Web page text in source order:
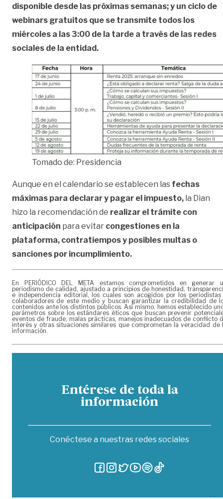
disponible desde las próximas semanas; y un ciclo de
webinars gratuitos que se transmite todos los
miércoles a las 3:00 de la tarde a través de las redes
sociales de la entidad.
Tomado de: Presidencia
Aunque en el calendario se establecen las fechas
máximas para declarar y pagar el impuesto, la Dian
hizo la recomendación de realizar el trámite con
anticipación para evitar congestiones en la
plataforma, contratiempos y posibles multas o
sanciones por incumplimiento.
En PERIÓDICO DEL META estamos comprometidos en generar
periodismo de calidad, ajustado a principios de honestidad,
e independencia editorial, los cuales son acogidos por los periodistas
colaboradores de este medio y buscan garantizar la credibilidad de
contenidos ante los distintos públicos. Así mismo, hemos establecido
parámetros sobre los estándares éticos que buscan prevenir
eventos de fraude, malas prácticas, manejos inadecuados de conflicto
interés y otras situaciones similares que comprometan la veracidad de
información.
Entérese de toda la
información
Conéctese a nuestras redes sociales